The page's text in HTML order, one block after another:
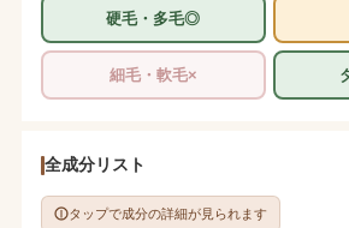
硬毛・多毛◎
細毛・軟毛×
全成分リスト
タップで成分の詳細が見られます